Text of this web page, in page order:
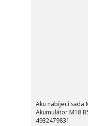
Aku nabíjecí sada
Akumulátor M18
4932479831